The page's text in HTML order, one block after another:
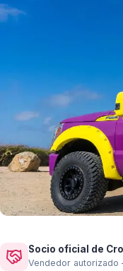
Socio oficial de
Vendedor